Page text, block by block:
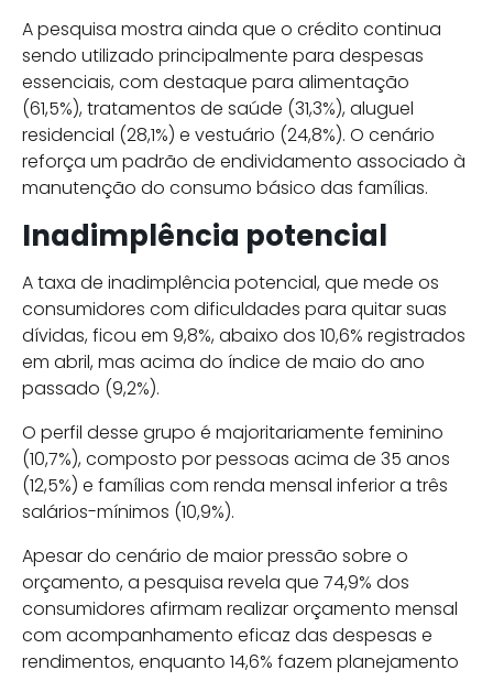
A pesquisa mostra ainda que o crédito continua
sendo utilizado principalmente para despesas
essenciais, com destaque para alimentação
(61,5%), tratamentos de saúde (31,3%), aluguel
residencial (28,1%) e vestuário (24,8%). O cenário
reforça um padrão de endividamento associado à
manutenção do consumo básico das famílias.
Inadimplência potencial
A taxa de inadimplência potencial, que mede os
consumidores com dificuldades para quitar suas
dívidas, ficou em 9,8%, abaixo dos 10,6% registrados
em abril, mas acima do índice de maio do ano
passado (9,2%).
O perfil desse grupo é majoritariamente feminino
(10,7%), composto por pessoas acima de 35 anos
(12,5%) e famílias com renda mensal inferior a três
salários-mínimos (10,9%).
Apesar do cenário de maior pressão sobre o
orçamento, a pesquisa revela que 74,9% dos
consumidores afirmam realizar orçamento mensal
com acompanhamento eficaz das despesas e
rendimentos, enquanto 14,6% fazem planejamento